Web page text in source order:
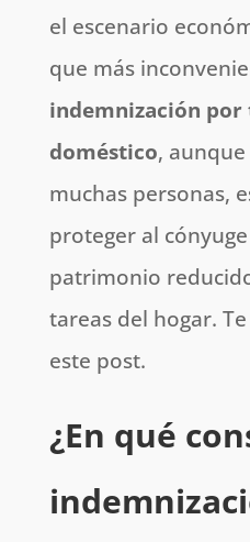
el escenario
que más
indemnización por
doméstico,
muchas personas,
proteger al
patrimonio
tareas del hogar.
este post.
¿En qué